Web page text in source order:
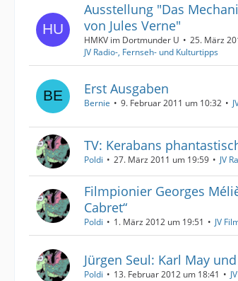
Ausstellung "Das
von Jules Verne"
HMKV im Dortmunder U
25. März
JV Radio-, Fernseh- und Kulturtipps
Erst Ausgaben
Bernie 9. Februar 2011 um 10:32
TV: Kerabans
Poldi 27. März 2011 um 19:59 JV
Filmpionier Georges
Cabret“
Poldi 1. März 2012 um 19:51 JV
Jürgen Seul: Karl May
Poldi 13. Februar 2012 um 18:41